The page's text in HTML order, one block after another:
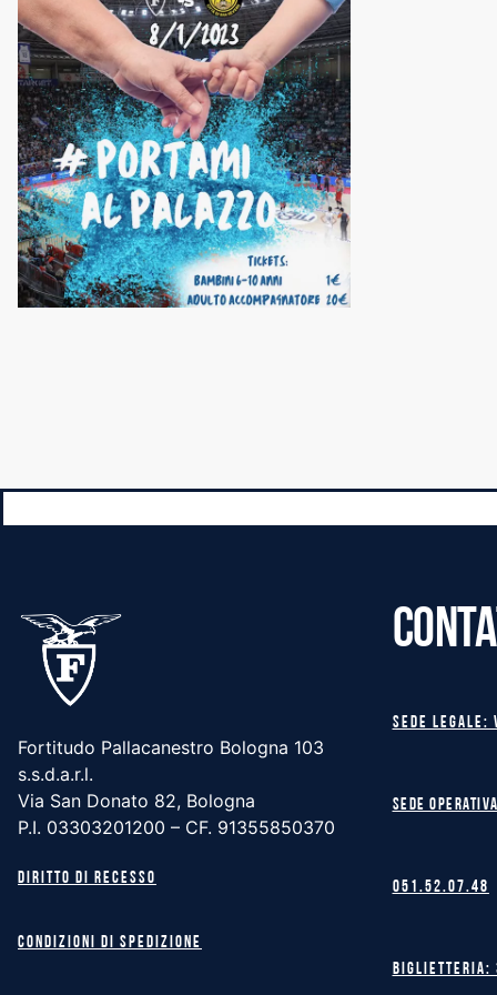
Fortitudo Pallacanestro Bologna 103
s.s.d.a.r.l.
Via San Donato 82, Bologna
P.I. 03303201200 – CF. 91355850370
Diritto di recesso
Condizioni di spedizione
Sede legale:
Sede
051.52.07.48
Biglietteria: